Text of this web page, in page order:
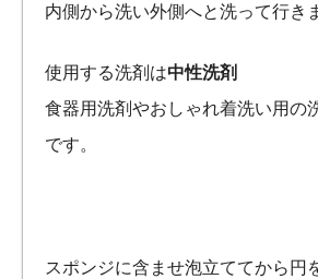
内側から洗い外側へと洗って行き
使用する洗剤は中性洗剤
食器用洗剤やおしゃれ着洗い用の
です。
スポンジに含ませ泡立ててから円